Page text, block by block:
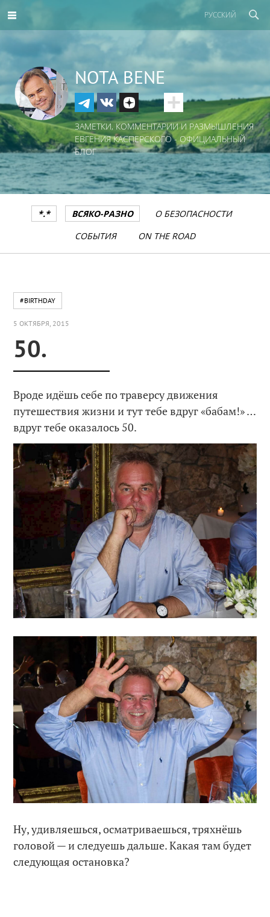
РУССКИЙ
NOTA BENE
ЗАМЕТКИ, КОММЕНТАРИИ И РАЗМЫШЛЕНИЯ
ЕВГЕНИЯ КАСПЕРСКОГО - ОФИЦИАЛЬНЫЙ
БЛОГ
*.* ВСЯКО-РАЗНО
О БЕЗОПАСНОСТИ
СОБЫТИЯ
ON THE ROAD
#BIRTHDAY
5 ОКТЯБРЯ, 2015
50.
Вроде идёшь себе по траверсу движения
путешествия жизни и тут тебе вдруг «бабам!» …
вдруг тебе оказалось 50.
Ну, удивляешься, осматриваешься, тряхнёшь
головой — и следуешь дальше. Какая там будет
следующая остановка?